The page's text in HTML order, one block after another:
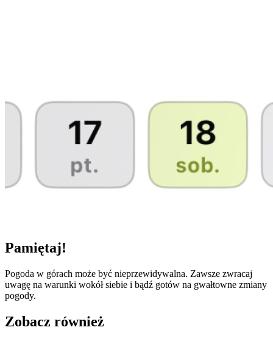
Pamiętaj!
Pogoda w górach może być nieprzewidywalna. Zawsze zwracaj
uwagę na warunki wokół siebie i bądź gotów na gwałtowne zmiany
pogody.
Zobacz również